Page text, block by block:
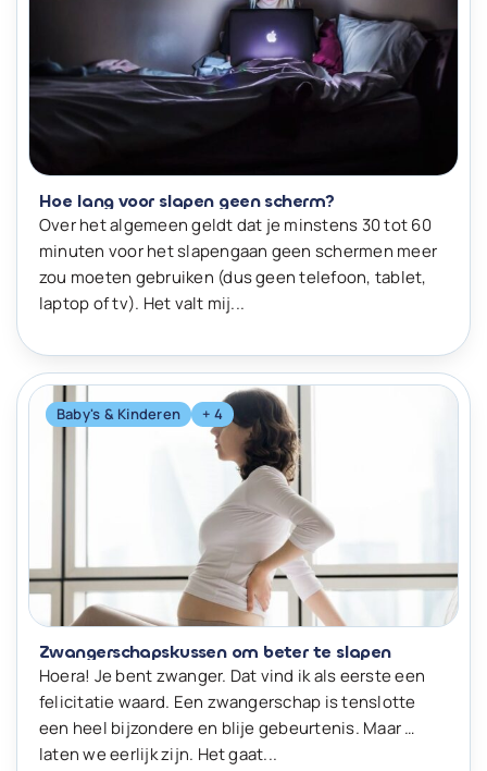
Hoe lang voor slapen geen scherm?
Over het algemeen geldt dat je minstens 30 tot 60
minuten voor het slapengaan geen schermen meer
zou moeten gebruiken (dus geen telefoon, tablet,
laptop of tv). Het valt mij...
Baby's & Kinderen + 4
Zwangerschapskussen om beter te slapen
Hoera! Je bent zwanger. Dat vind ik als eerste een
felicitatie waard. Een zwangerschap is tenslotte
een heel bijzondere en blije gebeurtenis. Maar …
laten we eerlijk zijn. Het gaat...